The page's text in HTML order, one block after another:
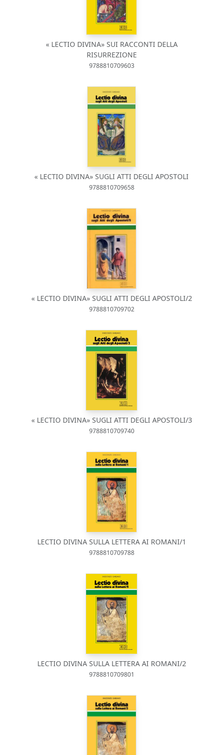
« LECTIO DIVINA» SUI RACCONTI DELLA
RISURREZIONE
9788810709603
« LECTIO DIVINA» SUGLI ATTI DEGLI APOSTOLI
9788810709658
« LECTIO DIVINA» SUGLI ATTI DEGLI APOSTOLI/2
9788810709702
« LECTIO DIVINA» SUGLI ATTI DEGLI APOSTOLI/3
9788810709740
LECTIO DIVINA SULLA LETTERA AI ROMANI/1
9788810709788
LECTIO DIVINA SULLA LETTERA AI ROMANI/2
9788810709801